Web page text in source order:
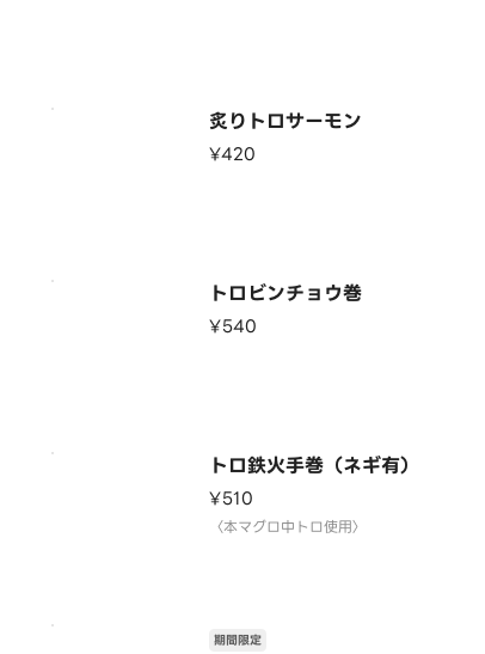
炙りトロサーモン
¥420
トロビンチョウ巻
¥540
トロ鉄火手巻（ネギ有）
¥510
〈本マグロ中トロ使用〉
期間限定